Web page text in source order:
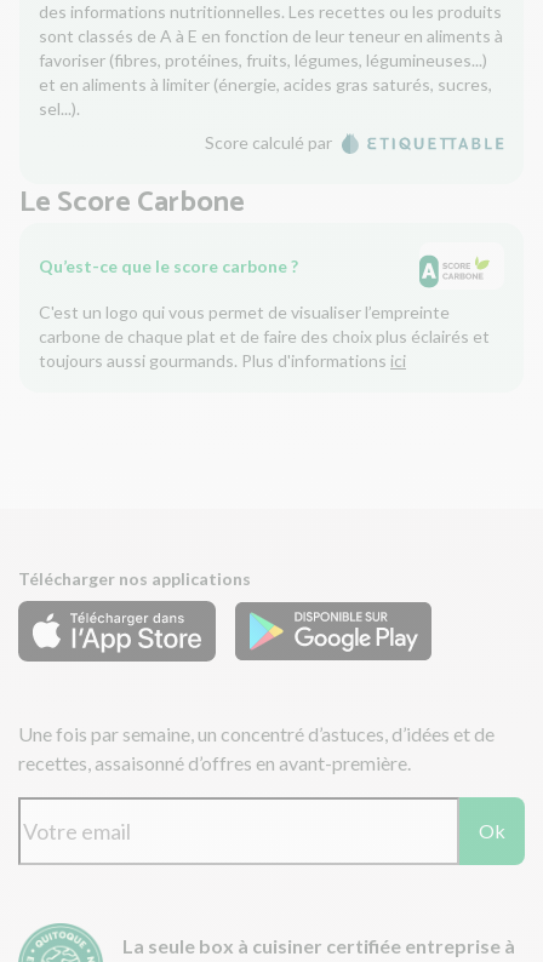
des informations nutritionnelles. Les recettes ou les produits
sont classés de A à E en fonction de leur teneur en aliments à
favoriser (fibres, protéines, fruits, légumes, légumineuses...)
et en aliments à limiter (énergie, acides gras saturés, sucres,
sel...).
Score calculé par
Le Score Carbone
Qu’est-ce que le score carbone ?
C'est un logo qui vous permet de visualiser l’empreinte
carbone de chaque plat et de faire des choix plus éclairés et
toujours aussi gourmands. Plus d'informations ici
Télécharger nos applications
Une fois par semaine, un concentré d’astuces, d’idées et de
recettes, assaisonné d’offres en avant-première.
Ok
La seule box à cuisiner certifiée entreprise à